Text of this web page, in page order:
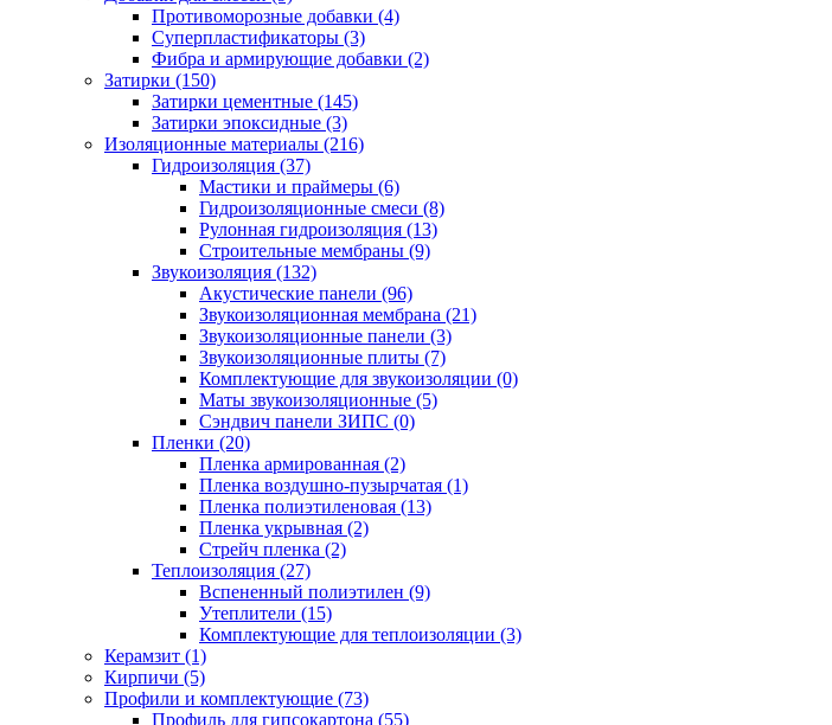
Противоморозные добавки (4)
Суперпластификаторы (3)
Фибра и армирующие добавки (2)
Затирки (150)
Затирки цементные (145)
Затирки эпоксидные (3)
Изоляционные материалы (216)
Гидроизоляция (37)
Мастики и праймеры (6)
Гидроизоляционные смеси (8)
Рулонная гидроизоляция (13)
Строительные мембраны (9)
Звукоизоляция (132)
Акустические панели (96)
Звукоизоляционная мембрана (21)
Звукоизоляционные панели (3)
Звукоизоляционные плиты (7)
Комплектующие для звукоизоляции (0)
Маты звукоизоляционные (5)
Сэндвич панели ЗИПС (0)
Пленки (20)
Пленка армированная (2)
Пленка воздушно-пузырчатая (1)
Пленка полиэтиленовая (13)
Пленка укрывная (2)
Стрейч пленка (2)
Теплоизоляция (27)
Вспененный полиэтилен (9)
Утеплители (15)
Комплектующие для теплоизоляции (3)
Керамзит (1)
Кирпичи (5)
Профили и комплектующие (73)
Профиль для гипсокартона (55)